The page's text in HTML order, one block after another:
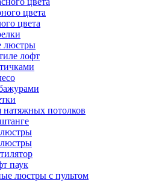
цвета
цвета
люстры
лофт
потолков
паук
люстры с пультом